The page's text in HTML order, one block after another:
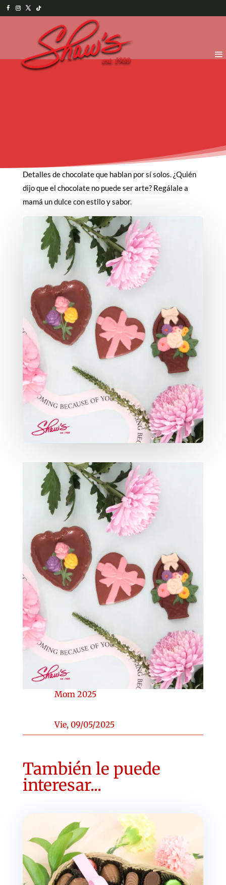
Detalles de chocolate que hablan por sí solos. ¿Quién
dijo que el chocolate no puede ser arte? Regálale a
mamá un dulce con estilo y sabor.
Mom 2025
Vie, 09/05/2025
También le puede
interesar...